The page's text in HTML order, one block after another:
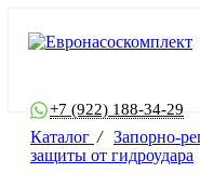
+7 (922) 188-34-29
Каталог / Запорно-
защиты от гидроудара